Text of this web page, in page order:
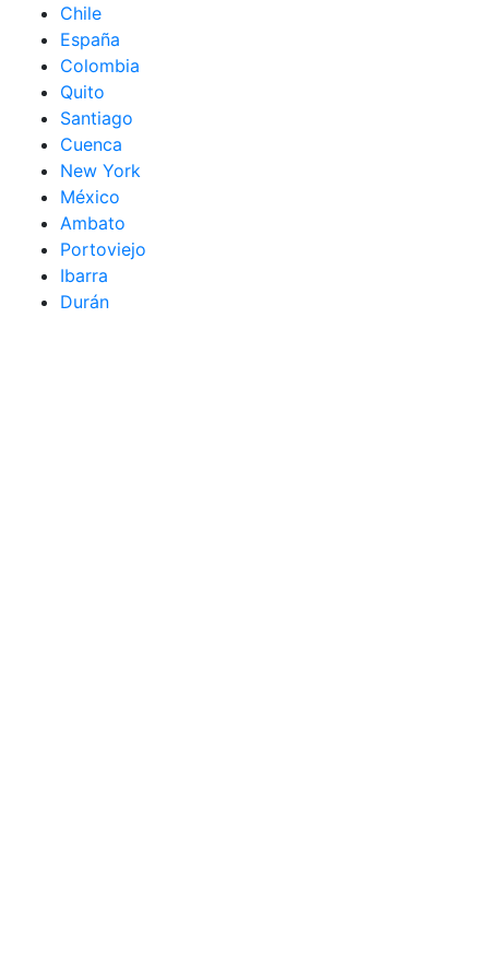
Chile
España
Colombia
Quito
Santiago
Cuenca
New York
México
Ambato
Portoviejo
Ibarra
Durán